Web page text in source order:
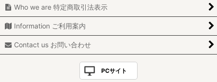
Who we are 特定商取引法表示
Information ご利用案内
Contact us お問い合わせ
PCサイト